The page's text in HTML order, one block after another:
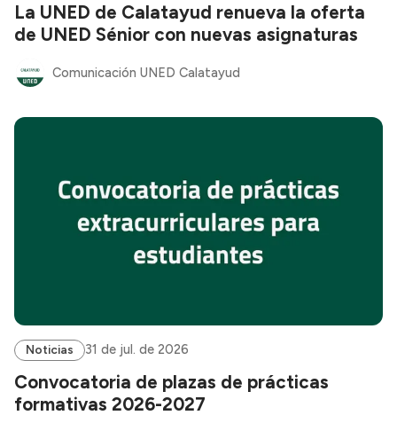
La UNED de Calatayud renueva la oferta
de UNED Sénior con nuevas asignaturas
Comunicación UNED Calatayud
Noticias 31 de jul. de 2026
Convocatoria de plazas de prácticas
formativas 2026-2027